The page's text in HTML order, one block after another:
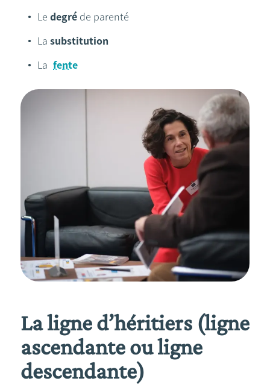
Le degré de parenté
La substitution
La fente
La ligne d’héritiers (ligne
ascendante ou ligne
descendante)